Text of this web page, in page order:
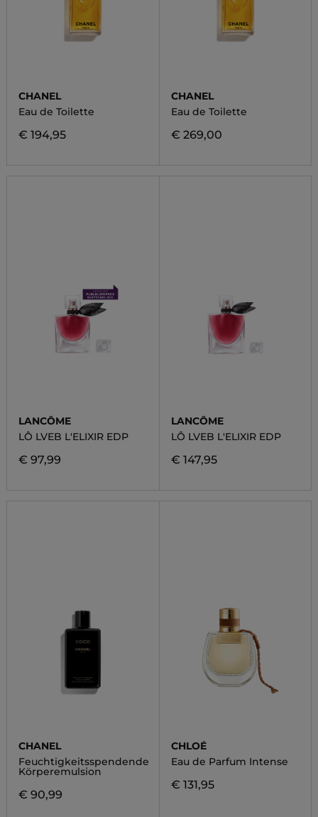
CHANEL
Eau de Toilette
€ 194,95
CHANEL
Eau de Toilette
€ 269,00
LANCÔME
LÔ LVEB L'ELIXIR EDP
€ 97,99
LANCÔME
LÔ LVEB L'ELIXIR EDP
€ 147,95
CHANEL
Feuchtigkeitsspendende
Körperemulsion
€ 90,99
CHLOÉ
Eau de Parfum Intense
€ 131,95